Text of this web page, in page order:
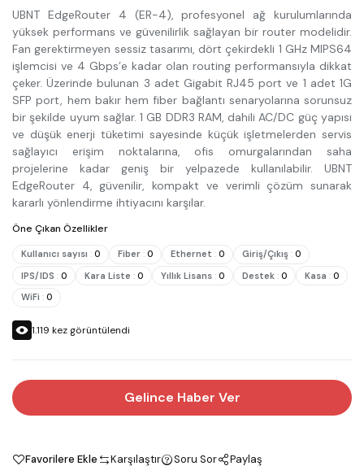
UBNT EdgeRouter 4 (ER-4), profesyonel ağ kurulumlarında
yüksek performans ve güvenilirlik sağlayan bir router modelidir.
Fan gerektirmeyen sessiz tasarımı, dört çekirdekli 1 GHz MIPS64
işlemcisi ve 4 Gbps’e kadar olan routing performansıyla dikkat
çeker. Üzerinde bulunan 3 adet Gigabit RJ45 port ve 1 adet 1G
SFP port, hem bakır hem fiber bağlantı senaryolarına sorunsuz
bir şekilde uyum sağlar. 1 GB DDR3 RAM, dahili AC/DC güç yapısı
ve düşük enerji tüketimi sayesinde küçük işletmelerden servis
sağlayıcı erişim noktalarına, ofis omurgalarından saha
projelerine kadar geniş bir yelpazede kullanılabilir. UBNT
EdgeRouter 4, güvenilir, kompakt ve verimli çözüm sunarak
kararlı yönlendirme ihtiyacını karşılar.
Öne Çıkan Özellikler
Kullanıcı sayısı : 0 Fiber : 0 Ethernet : 0 Giriş/Çıkış : 0
IPS/IDS : 0 Kara Liste : 0 Yıllık Lisans : 0 Destek : 0 Kasa : 0
WiFi : 0
1.119 kez görüntülendi
Gelince Haber Ver
Favorilere Ekle Karşılaştır Soru Sor Paylaş